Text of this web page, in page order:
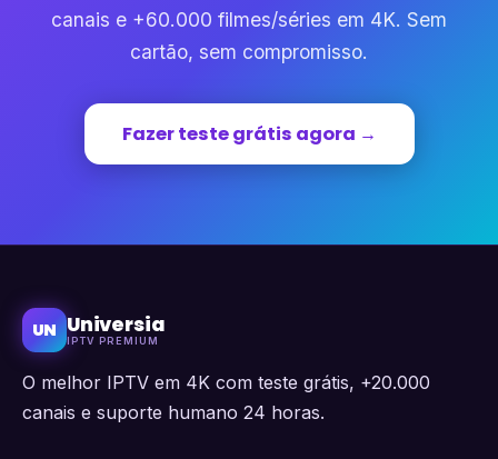
canais e +60.000 filmes/séries em 4K. Sem
cartão, sem compromisso.
Fazer teste grátis agora →
UN Universia
IPTV PREMIUM
O melhor IPTV em 4K com teste grátis, +20.000
canais e suporte humano 24 horas.